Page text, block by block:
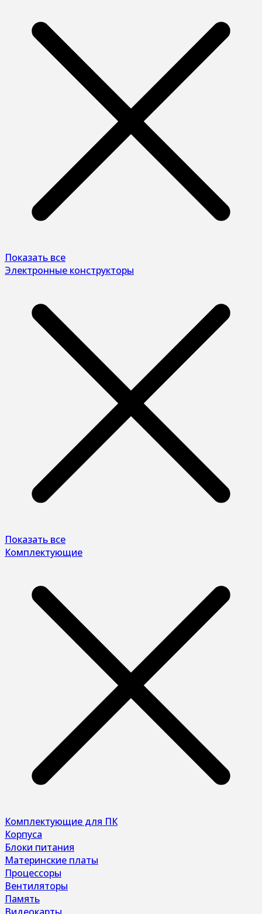
Показать все
Электронные конструкторы
Показать все
Комплектующие
Комплектующие для ПК
Корпуса
Блоки питания
Материнские платы
Процессоры
Вентиляторы
Память